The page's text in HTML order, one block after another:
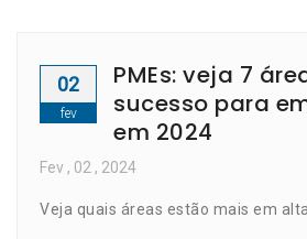
02
fev
PMEs: veja 7
sucesso para
em 2024
Fev , 02 , 2024
Veja quais áreas estão mais em